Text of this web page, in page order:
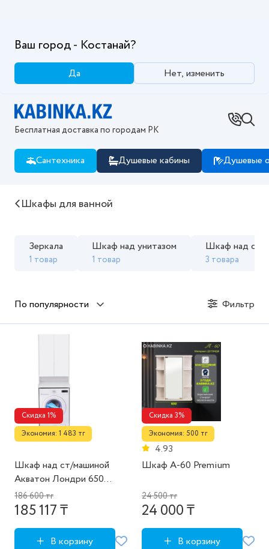
Ваш город - Костанай?
Да Нет, изменить
Бесплатная доставка по городам РК
Сантехника Душевые кабины Душевые
Купить Шкафы для ванной в интернет магазине
Шкафы для ванной
Зеркала
1 товар
Шкаф над унитазом
1 товар
Шкаф над
3 товара
По популярности Фильтр
Скидка 1%
Экономия: 1 483 тг
Шкаф над ст/машиной
Акватон Лондри 650
1A260503LH010
186 600 тг
185 117 ₸
В корзину
Скидка 3%
Экономия: 500 тг
4.93
Шкаф А-60 Premium
24 500 тг
24 000 ₸
В корзину